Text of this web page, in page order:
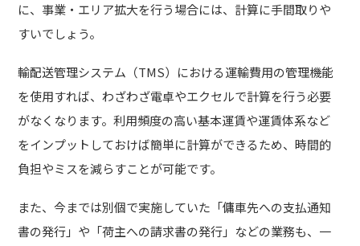
に、事業・エリア拡大を行う場合には、計算に手間取りや
すいでしょう。
輸配送管理システム（TMS）における運輸費用の管理機能
を使用すれば、わざわざ電卓やエクセルで計算を行う必要
がなくなります。利用頻度の高い基本運賃や運賃体系など
をインプットしておけば簡単に計算ができるため、時間的
負担やミスを減らすことが可能です。
また、今までは別個で実施していた「傭車先への支払通知
書の発行」や「荷主への請求書の発行」などの業務も、一